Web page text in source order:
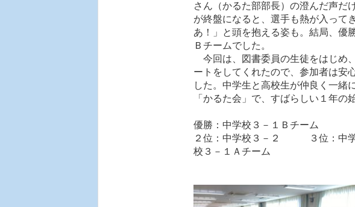
さん（かるた部部長）の澄んだ声だ
が終盤になると、選手も熱が入って
あ！」と頭を抱える姿も。結局、優
Ｂチームでした。
今回は、図書委員の生徒をはじめ
ートをしてくれたので、参加者は安
した。中学生と高校生が仲良く一緒
「かるた会」で、すばらしい１年の
優勝：中学校３－１Ｂチーム
２位：中学校３－２ ３位：中
校３－１Ａチーム